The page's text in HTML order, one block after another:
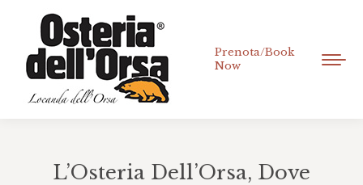
Prenota/Book
Now
L’Osteria Dell’Orsa, Dove